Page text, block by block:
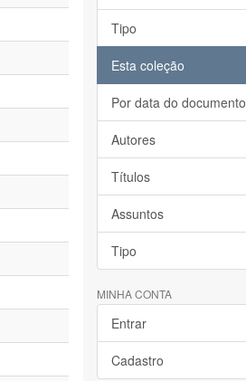
Tipo
Esta coleção
Por data do documento
Autores
Títulos
Assuntos
Tipo
MINHA CONTA
Entrar
Cadastro